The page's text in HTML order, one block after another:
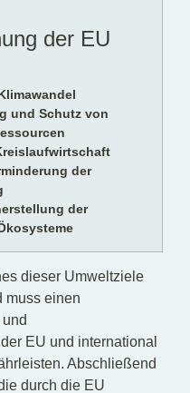
der EU
und Schutz von
der
der
dieser Umweltziele
muss einen
EU und international
Abschließend
durch die EU